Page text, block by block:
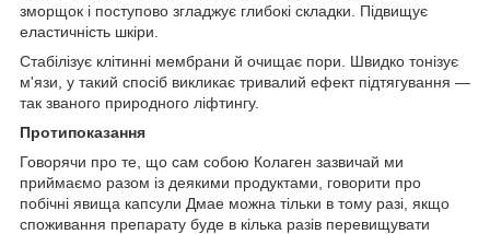
зморщок і поступово згладжує глибокі складки. Підвищує
еластичність шкіри.
Стабілізує клітинні мембрани й очищає пори. Швидко тонізує
м'язи, у такий спосіб викликає тривалий ефект підтягування —
так званого природного ліфтингу.
Протипоказання
Говорячи про те, що сам собою Колаген зазвичай ми
приймаємо разом із деякими продуктами, говорити про
побічні явища капсули Дмае можна тільки в тому разі, якщо
споживання препарату буде в кілька разів перевищувати